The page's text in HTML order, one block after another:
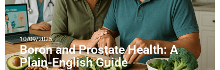
10/09/2025
Boron and Prostate Health: A
Plain-English Guide